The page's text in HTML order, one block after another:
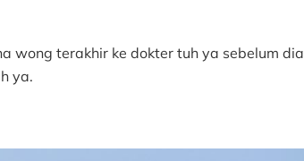
wong terakhir ke dokter tuh ya sebelum dia
ya.